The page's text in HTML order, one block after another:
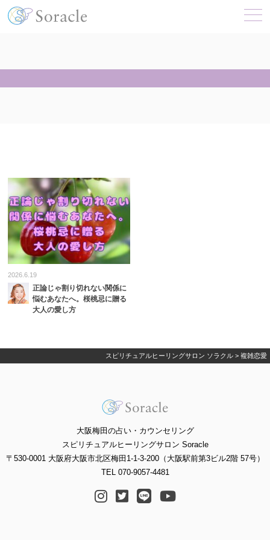
2026.6.19
正論じゃ割り切れない関係に
悩むあなたへ。桜桃忌に贈る
大人の愛し方
スピリチュアルヒーリングサロン ソラクル > 複雑恋愛
大阪梅田の占い・カウンセリング
スピリチュアルヒーリングサロン Soracle
〒530-0001 大阪府大阪市北区梅田1-1-3-200（大阪駅前第3ビル2階 57号）
TEL 070-9057-4481